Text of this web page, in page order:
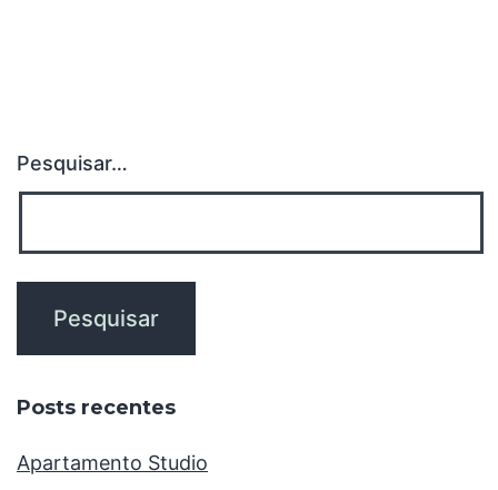
Pesquisar…
Posts recentes
Apartamento Studio